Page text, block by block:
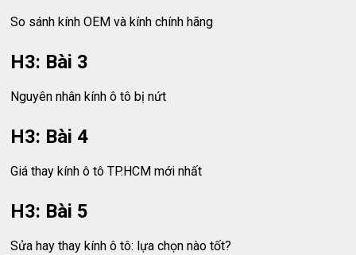
So sánh kính OEM và kính chính hãng
H3: Bài 3
Nguyên nhân kính ô tô bị nứt
H3: Bài 4
Giá thay kính ô tô TP.HCM mới nhất
H3: Bài 5
Sửa hay thay kính ô tô: lựa chọn nào tốt?